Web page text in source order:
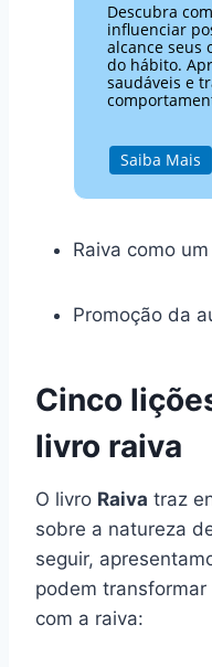
Descubra
influenciar
alcance seus
do hábito.
saudáveis e
Saiba Mais
Raiva como
Promoção da
Cinco
livro raiva
O livro Raiva traz
sobre a natureza
seguir,
podem
com a raiva: